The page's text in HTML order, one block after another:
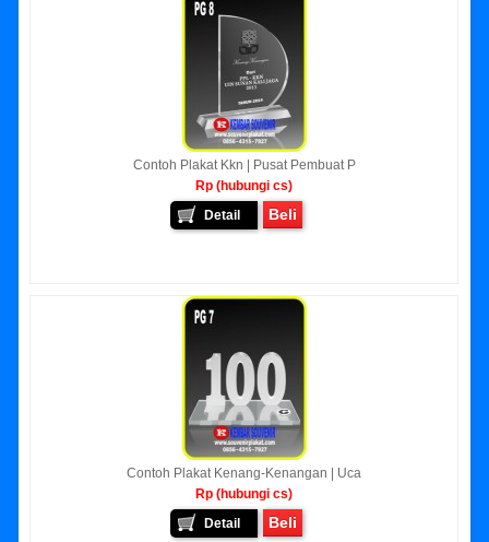
Contoh Plakat Kkn | Pusat Pembuat P
Rp (hubungi cs)
Detail
Beli
Contoh Plakat Kenang-Kenangan | Uca
Rp (hubungi cs)
Detail
Beli